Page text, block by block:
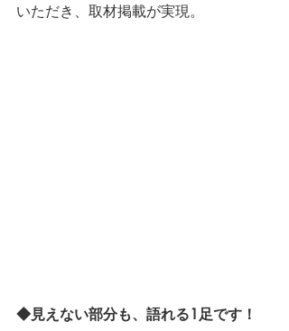
いただき、取材掲載が実現。
◆見えない部分も、語れる1足です！